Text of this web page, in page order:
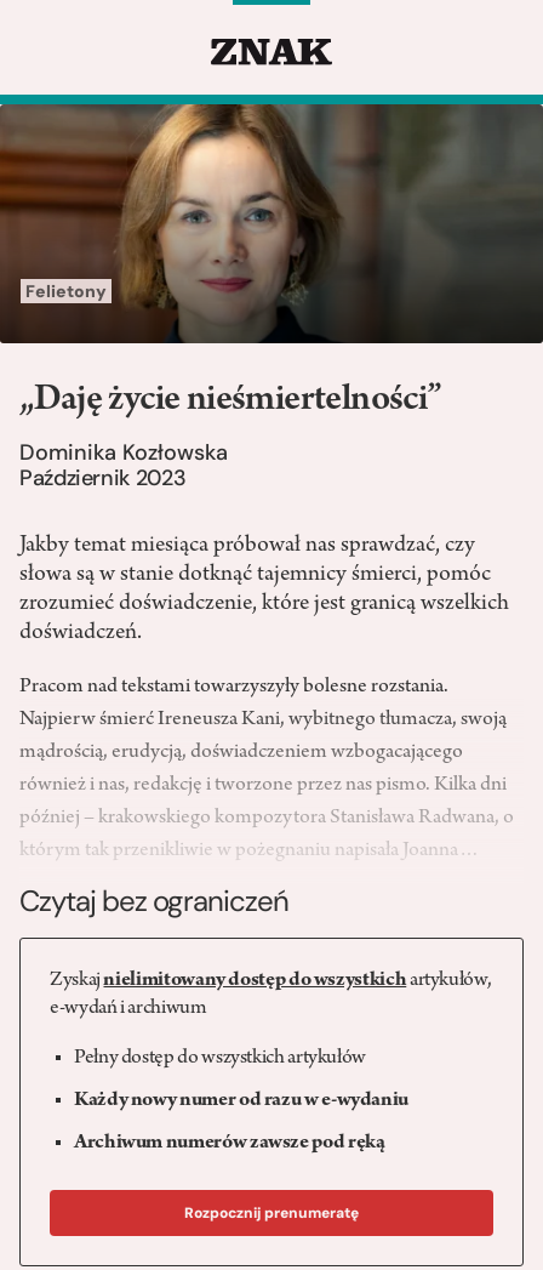
Felietony
„Daję życie nieśmiertelności”
Dominika Kozłowska
Październik 2023
Jakby temat miesiąca próbował nas sprawdzać, czy
słowa są w stanie dotknąć tajemnicy śmierci, pomóc
zrozumieć doświadczenie, które jest granicą wszelkich
doświadczeń.
Pracom nad tekstami towarzyszyły bolesne rozstania.
Najpierw śmierć Ireneusza Kani, wybitnego tłumacza, swoją
mądrością, erudycją, doświadczeniem wzbogacającego
również i nas, redakcję i tworzone przez nas pismo. Kilka dni
później – krakowskiego kompozytora Stanisława Radwana, o
którym tak przenikliwie w pożegnaniu napisała Joanna…
Czytaj bez ograniczeń
Zyskajnielimitowany dostęp do wszystkichartykułów,
e-wydań i archiwum
Pełny dostęp do wszystkich artykułów
Każdy nowy numer od razu w e-wydaniu
Archiwum numerów zawsze pod ręką
Rozpocznij prenumeratę